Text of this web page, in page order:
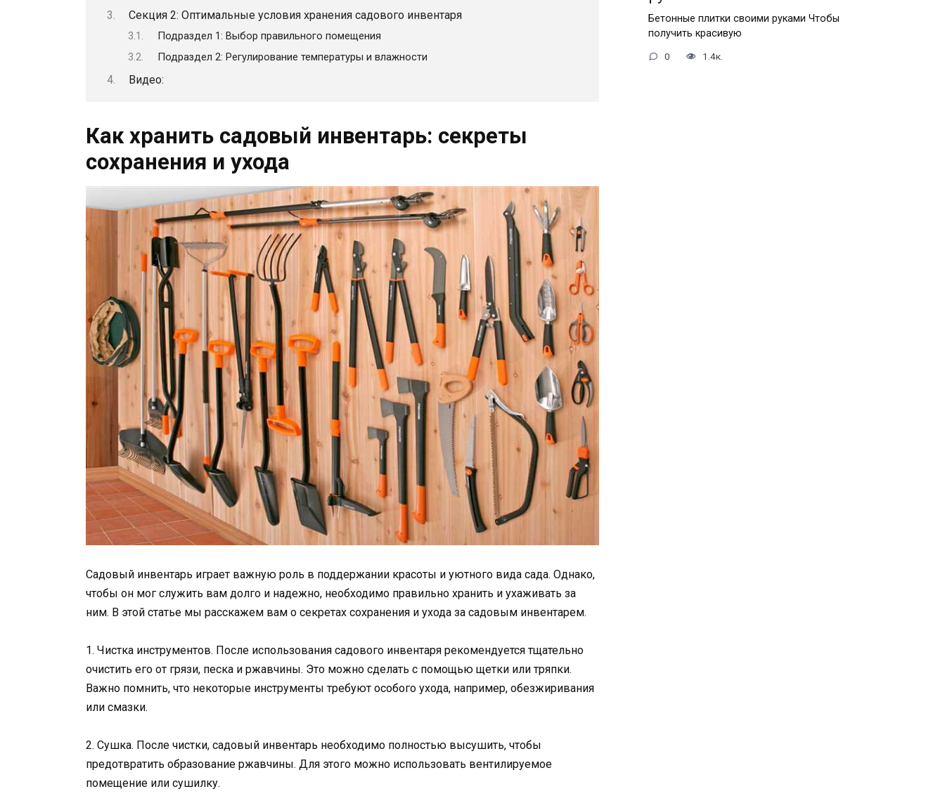
Секция 2: Оптимальные условия хранения садового инвентаря
Подраздел 1: Выбор правильного помещения
Подраздел 2: Регулирование температуры и влажности
Видео:
Как хранить садовый инвентарь: секреты
сохранения и ухода
Садовый инвентарь играет важную роль в поддержании красоты и уютного вида сада. Однако,
чтобы он мог служить вам долго и надежно, необходимо правильно хранить и ухаживать за
ним. В этой статье мы расскажем вам о секретах сохранения и ухода за садовым инвентарем.
1. Чистка инструментов. После использования садового инвентаря рекомендуется тщательно
очистить его от грязи, песка и ржавчины. Это можно сделать с помощью щетки или тряпки.
Важно помнить, что некоторые инструменты требуют особого ухода, например, обезжиривания
или смазки.
2. Сушка. После чистки, садовый инвентарь необходимо полностью высушить, чтобы
предотвратить образование ржавчины. Для этого можно использовать вентилируемое
помещение или сушилку.
Бетонные плитки своими руками Чтобы
получить красивую
0 1.4к.